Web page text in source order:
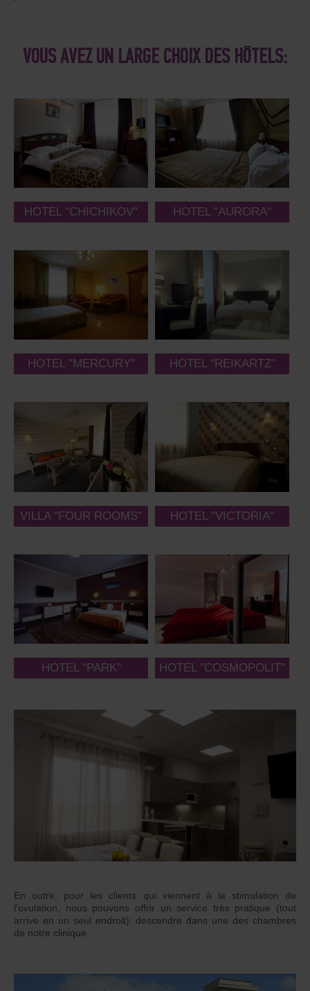
VOUS AVEZ UN LARGE CHOIX DES HÔTELS:
HOTEL "CHICHIKOV"
HOTEL "MERCURY"
HOTEL "AURORA"
HOTEL "REIKARTZ"
VILLA "FOUR ROOMS"
HOTEL "PARK"
HOTEL "VICTORIA"
HOTEL "COSMOPOLIT"
En outre, pour les clients qui viennent à la stimulation de
l'ovulation, nous pouvons offrir un service très pratique (tout
arrive en un seul endroit): descendre dans une des chambres
de notre clinique.